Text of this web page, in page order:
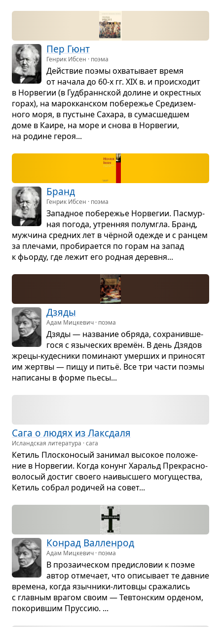
Пер Гюнт
Генрик Ибсен · поэма
Действие поэмы охва­ты­вает время
от начала до 60-х гг. XIX в. и про­ис­хо­дит
в Нор­ве­гии (в Гуд­бранн­ской долине и окрест­ных
горах), на марок­кан­ском побе­ре­жье Сре­ди­зем­
ного моря, в пустыне Сахара, в сума­сшед­шем
доме в Каире, на море и снова в Нор­ве­гии,
на родине героя...
Бранд
Генрик Ибсен · поэма
Запад­ное побе­ре­жье Нор­ве­гии. Пас­мур­
ная погода, утрен­няя полум­гла. Бранд,
муж­чина сред­них лет в чёр­ной оде­жде и с ран­цем
за пле­чами, про­би­ра­ется по горам на запад
к фьорду, где лежит его род­ная деревня...
Дзяды
Адам Мицкевич · поэма
Дзяды — назва­ние обряда, сохра­нив­ше­
гося с язы­че­ских времён. В день Дзя­дов
жрецы-кудес­ники поми­нают умер­ших и при­но­сят
им жертвы — пищу и питьё. Все три части поэмы
напи­саны в форме пьесы...
Сага о людях из Лак­с­даля
Исландская литература · сага
Кетиль Плос­ко­но­сый зани­мал высо­кое поло­же­
ние в Нор­ве­гии. Когда конунг Харальд Пре­крас­но­
во­ло­сый достиг сво­его наи­выс­шего могу­ще­ства,
Кетиль собрал роди­чей на совет...
Конрад Вал­ленрод
Адам Мицкевич · поэма
В про­за­и­че­ском пре­ди­сло­вии к поэме
автор отме­чает, что опи­сы­вает те дав­ние
вре­мена, когда языч­ники-литовцы сра­жа­лись
с глав­ным вра­гом своим — Тев­тон­ским орде­ном,
поко­рив­шим Прус­сию. ...